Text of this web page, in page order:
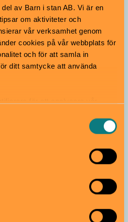
av Barn i stan AB. Vi är en
om aktiviteter och
vår verksamhet genom
cookies på vår webbplats för
och för att samla in
ditt samtycke att använda
för sociala medier. Vi
identifierare och annan
till de sociala medier och
som vi samarbetar med.
eller som de har
ligger naturskönt invid Mälaren.
kor, får, katter, höns och